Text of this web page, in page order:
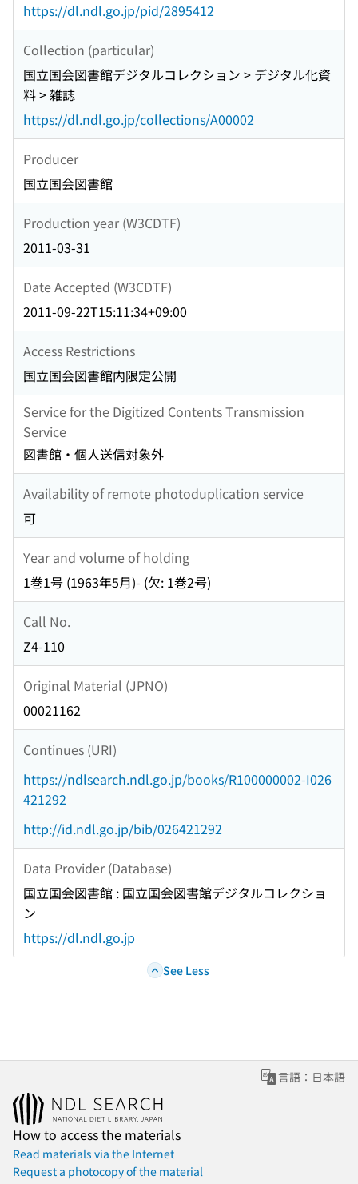
https://dl.ndl.go.jp/pid/2895412
Collection (particular)
国立国会図書館デジタルコレクション > デジタル化資
料 > 雑誌
https://dl.ndl.go.jp/collections/A00002
Producer
国立国会図書館
Production year (W3CDTF)
2011-03-31
Date Accepted (W3CDTF)
2011-09-22T15:11:34+09:00
Access Restrictions
国立国会図書館内限定公開
Service for the Digitized Contents Transmission
Service
図書館・個人送信対象外
Availability of remote photoduplication service
可
Year and volume of holding
1巻1号 (1963年5月)- (欠: 1巻2号)
Call No.
Z4-110
Original Material (JPNO)
00021162
Continues (URI)
https://ndlsearch.ndl.go.jp/books/R100000002-I026
421292
http://id.ndl.go.jp/bib/026421292
Data Provider (Database)
国立国会図書館 : 国立国会図書館デジタルコレクショ
ン
https://dl.ndl.go.jp
See Less
言語：日本語
How to access the materials
Read materials via the Internet
Request a photocopy of the material